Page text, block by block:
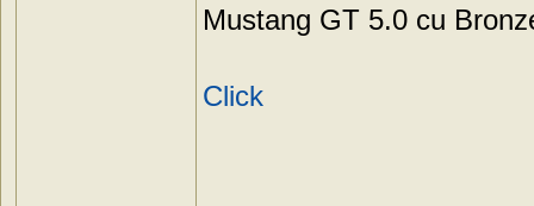
Mustang GT 5.0 cu
Click